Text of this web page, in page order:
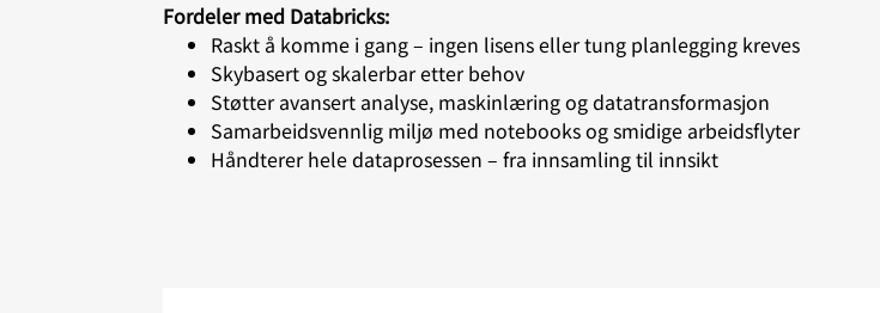
Fordeler med Databricks:
Raskt å komme i gang – ingen lisens eller tung planlegging kreves
Skybasert og skalerbar etter behov
Støtter avansert analyse, maskinlæring og datatransformasjon
Samarbeidsvennlig miljø med notebooks og smidige arbeidsflyter
Håndterer hele dataprosessen – fra innsamling til innsikt